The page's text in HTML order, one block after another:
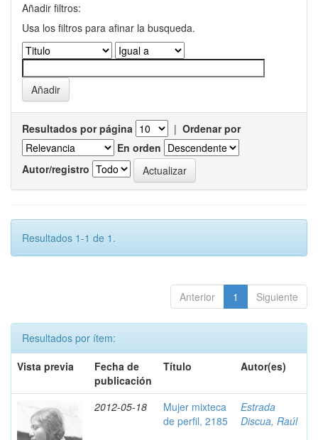
Añadir filtros:
Usa los filtros para afinar la busqueda.
Resultados por página | Ordenar por
En orden
Autor/registro
Resultados 1-1 de 1.
Anterior 1 Siguiente
Resultados por ítem:
Vista previa
Fecha de
publicación
Título Autor(es)
2012-05-18
Mujer mixteca
de perfil, 2185
Estrada
Discua, Raúl